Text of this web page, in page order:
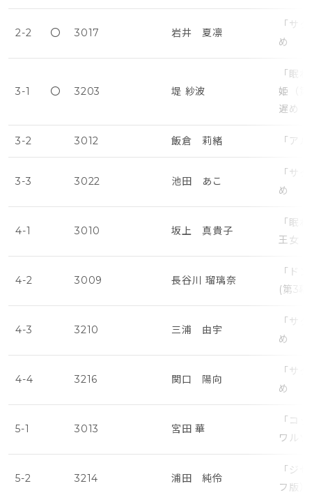
2-2 〇 3017 岩井 夏凛
「サ
め
3-1 〇 3203 堤 紗波
「眠
姫（第
遅め
3-2 3012 飯倉 莉緒 「ア
3-3 3022 池田 あこ
「サ
め
4-1 3010 坂上 真貴子
「眠
王女・
4-2 3009 長谷川 瑠璃奈
「ド
(第3
4-3 3210 三浦 由宇
「サ
め
4-4 3216 関口 陽向
「サ
め
5-1 3013 宮田 華
「コ
ワル
5-2 3214 浦田 純伶
「ジ
フ版